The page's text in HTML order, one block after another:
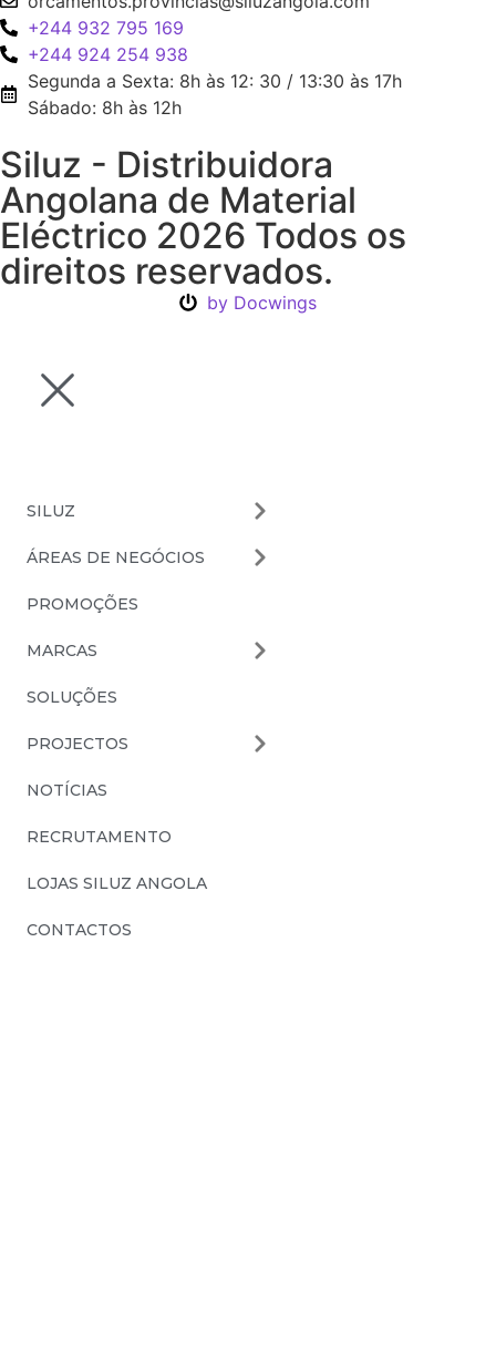
+244 932 795 169
+244 924 254 938
Segunda a Sexta: 8h às 12: 30 / 13:30 às 17h
Sábado: 8h às 12h
Siluz - Distribuidora
Angolana de Material
Eléctrico 2026 Todos os
direitos reservados.
by Docwings
SILUZ
ÁREAS DE NEGÓCIOS
PROMOÇÕES
MARCAS
SOLUÇÕES
PROJECTOS
NOTÍCIAS
RECRUTAMENTO
LOJAS SILUZ ANGOLA
CONTACTOS